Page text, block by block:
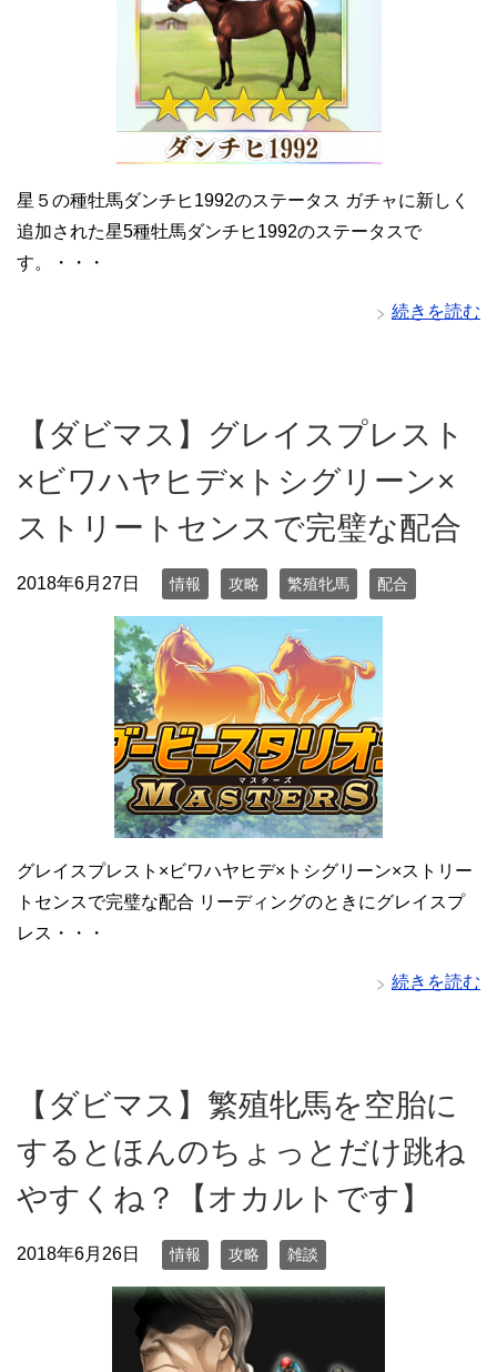
星５の種牡馬ダンチヒ1992のステータス ガチャに新しく
追加された星5種牡馬ダンチヒ1992のステータスで
す。・・・
続きを読む
【ダビマス】グレイスプレスト
×ビワハヤヒデ×トシグリーン×
ストリートセンスで完璧な配合
2018年6月27日 情報 攻略 繁殖牝馬 配合
グレイスプレスト×ビワハヤヒデ×トシグリーン×ストリー
トセンスで完璧な配合 リーディングのときにグレイスプ
レス・・・
続きを読む
【ダビマス】繁殖牝馬を空胎に
するとほんのちょっとだけ跳ね
やすくね？【オカルトです】
2018年6月26日 情報 攻略 雑談